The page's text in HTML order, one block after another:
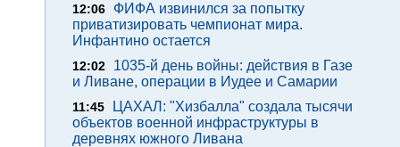
12:06
ФИФА извинился за попытку
приватизировать чемпионат мира.
Инфантино остается
12:02
1035-й день войны: действия в Газе
и Ливане, операции в Иудее и Самарии
11:45
ЦАХАЛ: "Хизбалла" создала тысячи
объектов военной инфраструктуры в
деревнях южного Ливана